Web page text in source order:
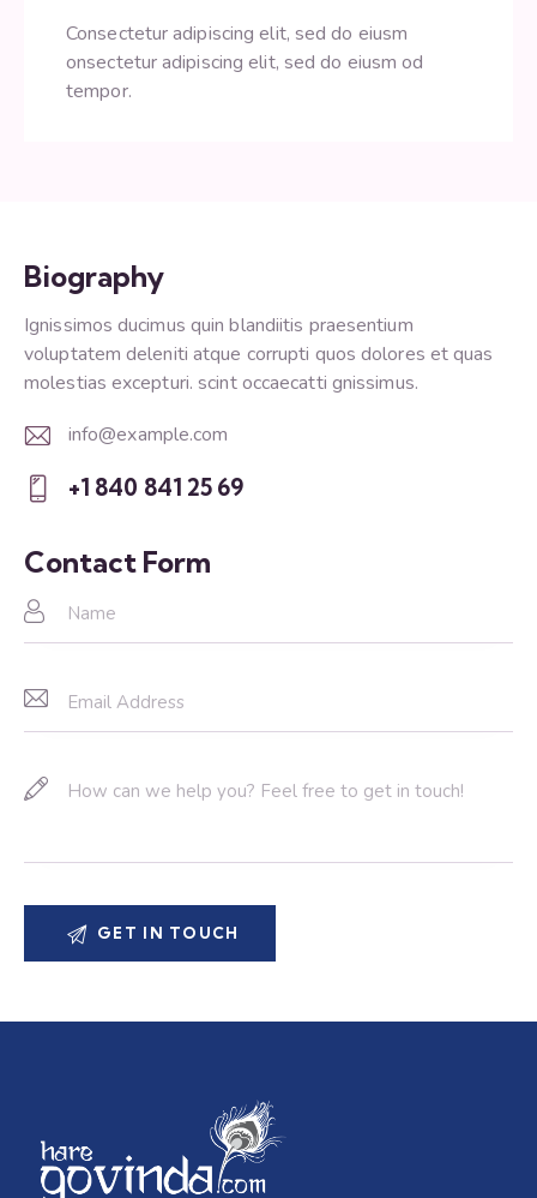
Consectetur adipiscing elit, sed do eiusm
onsectetur adipiscing elit, sed do eiusm od
tempor.
Biography
Ignissimos ducimus quin blandiitis praesentium
voluptatem deleniti atque corrupti quos dolores et quas
molestias excepturi. scint occaecatti gnissimus.
E-
m
info@example.com
on
e:
+1 840 841 25 69
Contact Form